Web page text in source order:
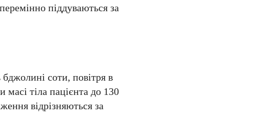
піддуваються за
соти, повітря в
масі тіла пацієнта до 130
відрізняються за